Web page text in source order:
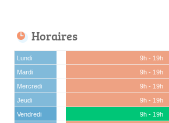
Horaires
Lundi
9h - 19h
Mardi
9h - 19h
Mercredi
9h - 19h
Jeudi
9h - 19h
Vendredi
9h - 19h